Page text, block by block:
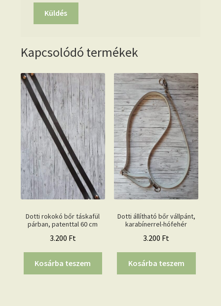
Kapcsolódó termékek
Dotti rokokó bőr táskafül
párban, patenttal 60 cm
3.200 Ft
Kosárba teszem
Dotti állítható bőr vállpánt,
karabínerrel-hófehér
3.200 Ft
Kosárba teszem